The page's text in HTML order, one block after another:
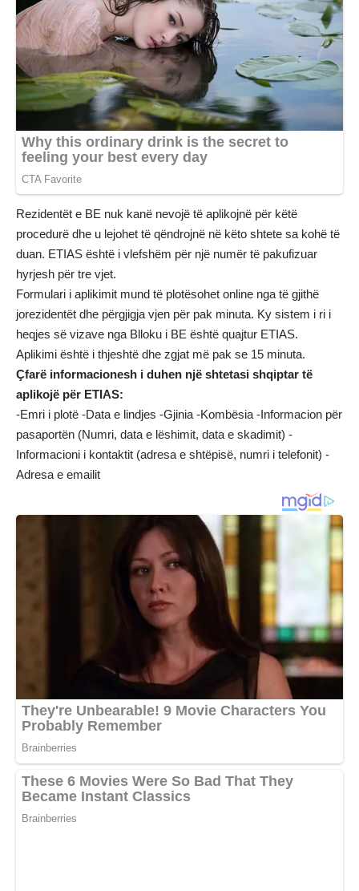
Rezidentët e BE nuk kanë nevojë të aplikojnë për këtë
procedurë dhe u lejohet të qëndrojnë në këto shtete sa kohë të
duan. ETIAS është i vlefshëm për një numër të pakufizuar
hyrjesh për tre vjet.
Formulari i aplikimit mund të plotësohet online nga të gjithë
jorezidentët dhe përgjigja vjen për pak minuta. Ky sistem i ri i
heqjes së vizave nga Blloku i BE është quajtur ETIAS.
Aplikimi është i thjeshtë dhe zgjat më pak se 15 minuta.
Çfarë informacionesh i duhen një shtetasi shqiptar të
aplikojë për ETIAS:
-Emri i plotë -Data e lindjes -Gjinia -Kombësia -Informacion për
pasaportën (Numri, data e lëshimit, data e skadimit) -
Informacioni i kontaktit (adresa e shtëpisë, numri i telefonit) -
Adresa e emailit